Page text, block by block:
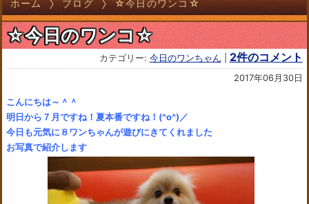
ホーム ブログ ☆今日のワンコ☆
☆今日のワンコ☆
カテゴリー: 今日のワンちゃん 2件のコメント
2017年06月30日
こんにちは～＾＾
明日から７月ですね！夏本番ですね！(^o^)／
今日も元気に８ワンちゃんが遊びにきてくれました
お写真で紹介します